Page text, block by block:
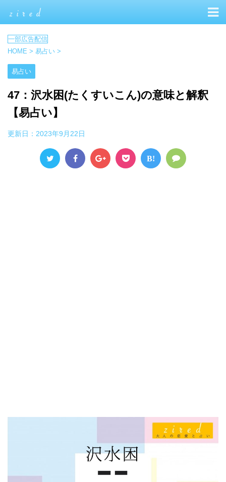
HOME > 易占い >
易占い
47：沢水困(たくすいこん)の意味と解釈
【易占い】
更新日： 2023年9月22日
B!